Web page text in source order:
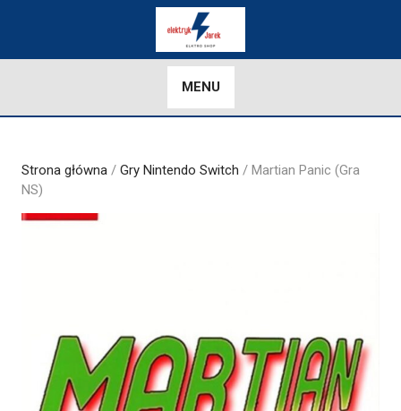
MENU
Strona główna / Gry Nintendo Switch / Martian Panic (Gra
NS)